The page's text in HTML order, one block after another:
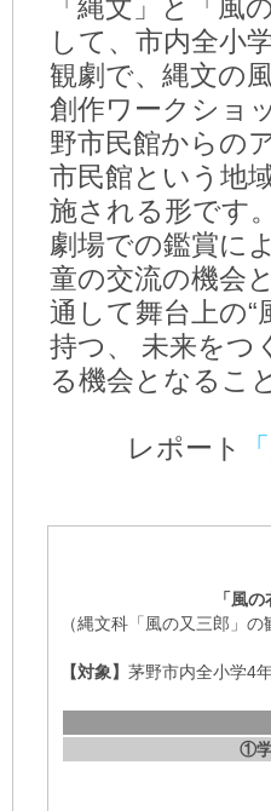
「縄文」と「風
して、市内全小
観劇で、縄文の
創作ワークショ
野市民館からの
市民館という地
施される形です。
劇場での鑑賞に
童の交流の機会
通して舞台上の“
持つ、 未来をつ
る機会となるこ
レポート
「風
（縄文科「風の又三郎」
【対象】 茅野市内全小学4
①学